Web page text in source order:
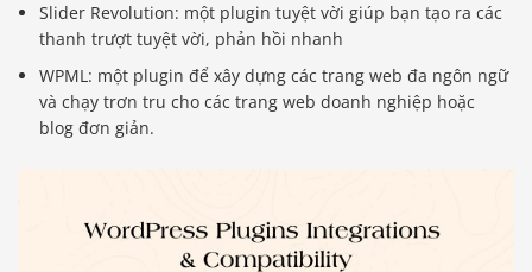
Slider Revolution: một plugin tuyệt vời giúp bạn tạo ra các
thanh trượt tuyệt vời, phản hồi nhanh
WPML: một plugin để xây dựng các trang web đa ngôn ngữ
và chạy trơn tru cho các trang web doanh nghiệp hoặc
blog đơn giản.